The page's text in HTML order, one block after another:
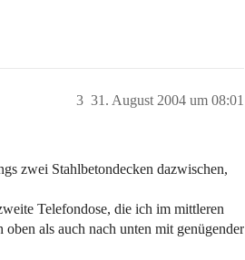
31. August 2004 um 08:01
3
zwei Stahlbetondecken dazwischen,
Telefondose, die ich im mittleren
als auch nach unten mit genügender